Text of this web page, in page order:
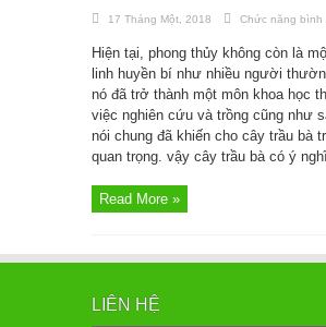
17 Tháng Một, 2018 Chức năng bình
Hiện tại, phong thủy không còn là
linh huyền bí như nhiều người
nó đã trở thành một môn khoa học
việc nghiên cứu và trồng cũng như
nói chung đã khiến cho cây trầu bà
quan trọng. vậy cây trầu bà có ý
Read More »
LIÊN HỆ